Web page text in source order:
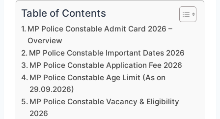
Table of Contents
MP Police Constable Admit Card 2026 –
Overview
MP Police Constable Important Dates 2026
MP Police Constable Application Fee 2026
MP Police Constable Age Limit (As on
29.09.2026)
MP Police Constable Vacancy & Eligibility
2026